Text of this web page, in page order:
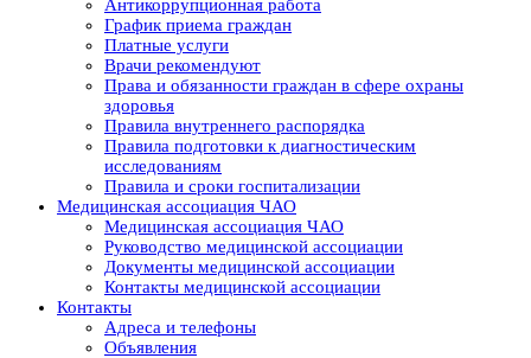
Антикоррупционная работа
График приема граждан
Платные услуги
Врачи рекомендуют
Права и обязанности граждан в сфере охраны
здоровья
Правила внутреннего распорядка
Правила подготовки к диагностическим
исследованиям
Правила и сроки госпитализации
Медицинская ассоциация ЧАО
Медицинская ассоциация ЧАО
Руководство медицинской ассоциации
Документы медицинской ассоциации
Контакты медицинской ассоциации
Контакты
Адреса и телефоны
Объявления